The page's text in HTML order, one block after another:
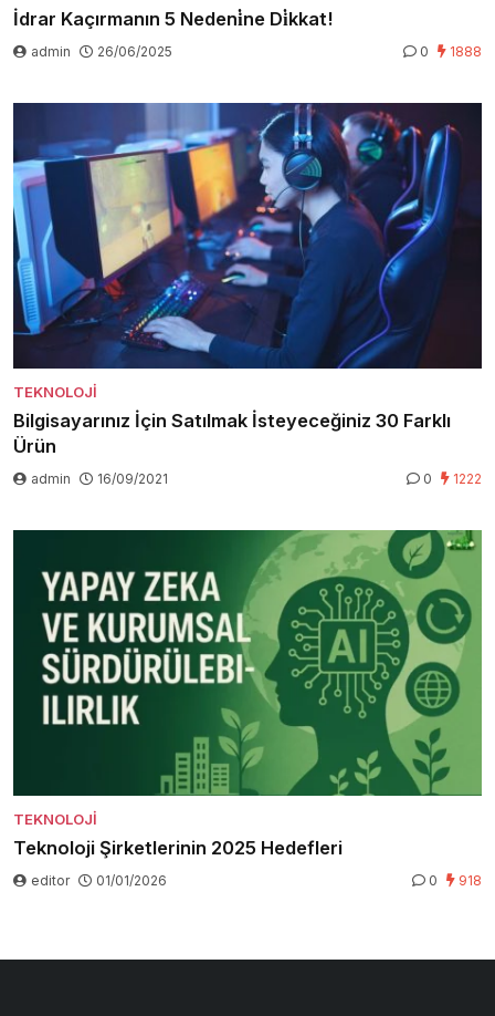
İdrar Kaçırmanın 5 Nedeni̇ne Di̇kkat!
admin 26/06/2025 0 1888
TEKNOLOJI
Bilgisayarınız İçin Satılmak İsteyeceğiniz 30 Farklı
Ürün
admin 16/09/2021 0 1222
TEKNOLOJI
Teknoloji Şirketlerinin 2025 Hedefleri
editor 01/01/2026 0 918